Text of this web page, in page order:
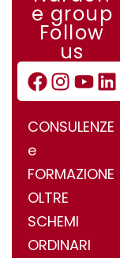
e group
Follow
us
CONSULENZE
e
FORMAZIONE
OLTRE
SCHEMI
ORDINARI